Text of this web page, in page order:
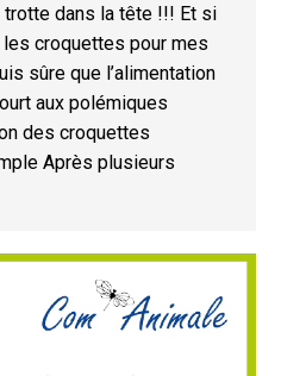
trotte dans la tête !!! Et si
croquettes pour mes
sûre que l’alimentation
aux polémiques
des croquettes
Après plusieurs